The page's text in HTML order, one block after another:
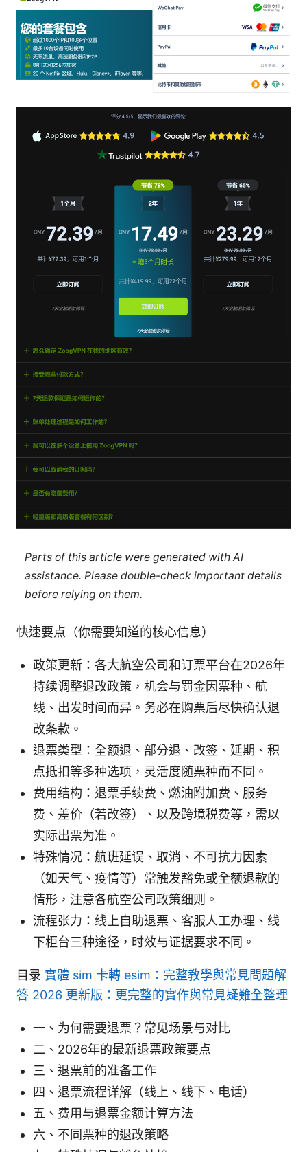
Parts of this article were generated with AI
assistance. Please double-check important details
before relying on them.
快速要点（你需要知道的核心信息）
政策更新：各大航空公司和订票平台在2026年
持续调整退改政策，机会与罚金因票种、航
线、出发时间而异。务必在购票后尽快确认退
改条款。
退票类型：全额退、部分退、改签、延期、积
点抵扣等多种选项，灵活度随票种而不同。
费用结构：退票手续费、燃油附加费、服务
费、差价（若改签）、以及跨境税费等，需以
实际出票为准。
特殊情况：航班延误、取消、不可抗力因素
（如天气、疫情等）常触发豁免或全额退款的
情形，注意各航空公司政策细则。
流程张力：线上自助退票、客服人工办理、线
下柜台三种途径，时效与证据要求不同。
目录 實體 sim 卡轉 esim：完整教學與常見問題解
答 2026 更新版：更完整的實作與常見疑難全整理
一、为何需要退票？常见场景与对比
二、2026年的最新退票政策要点
三、退票前的准备工作
四、退票流程详解（线上、线下、电话）
五、费用与退票金额计算方法
六、不同票种的退改策略